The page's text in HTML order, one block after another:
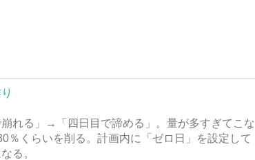
れる」→「四日目で諦める」。量が多すぎてこな
％くらいを削る。計画内に「ゼロ日」を設定して
る。